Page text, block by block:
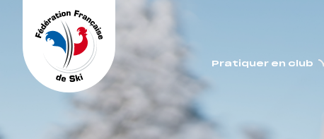
Pratiquer en club